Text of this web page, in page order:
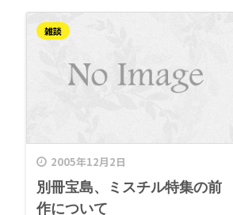
2005年12月2日
雑談
別冊宝島、ミスチル特集の前
作について